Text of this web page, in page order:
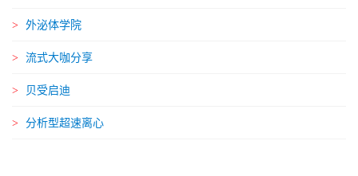
外泌体学院
流式大咖分享
贝受启迪
分析型超速离心